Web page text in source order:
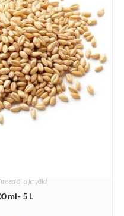
õlid ja võid
ml- 5 L